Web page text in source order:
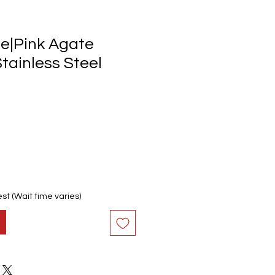
Agate
Steel
(Wait time varies)